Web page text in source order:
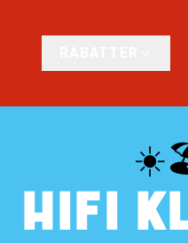
HIFI